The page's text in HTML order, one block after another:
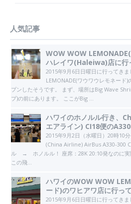
人気記事
WOW WOW
ハレイワ(Haleiwa)店に行
2015年9月6日日曜日に行ってき
LEMONADE(ワウワウレモネード
プンしたそうです。 まず、場所はBig Wave
プ)の前にあります。 ここがBig ...
ハワイのホノルル行き、
エアライン) CI18便の
2015年9月2日（水曜日）20時10
(China Airline) AirBus A330-300
ル → ホノルル！ 座席：28K 20:10発なのに実
この飛...
ハワイのWOW WOW
ード)のワヒアワ店に行って
2015年9月6日日曜日に行ってき